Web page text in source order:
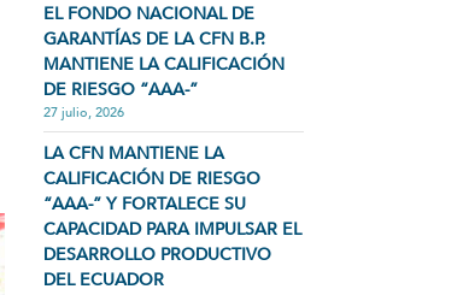
EL FONDO NACIONAL DE
GARANTÍAS DE LA CFN B.P.
MANTIENE LA CALIFICACIÓN
DE RIESGO “AAA-”
27 julio, 2026
LA CFN MANTIENE LA
CALIFICACIÓN DE RIESGO
“AAA-” Y FORTALECE SU
CAPACIDAD PARA IMPULSAR EL
DESARROLLO PRODUCTIVO
DEL ECUADOR